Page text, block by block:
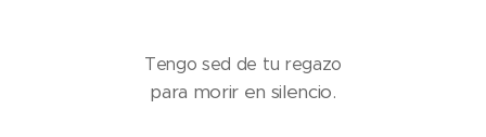
Tengo sed de tu regazo
para morir en silencio.